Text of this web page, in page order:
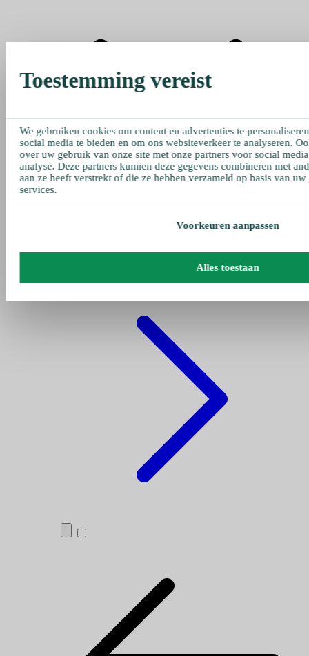
Toestemming vereist
We gebruiken cookies om content en advertenties te
social media te bieden en om ons websiteverkeer te analyseren.
over uw gebruik van onze site met onze partners voor social
analyse. Deze partners kunnen deze gegevens combineren met
aan ze heeft verstrekt of die ze hebben verzameld op basis van
services.
Voorkeuren aanpassen
Alles toestaan